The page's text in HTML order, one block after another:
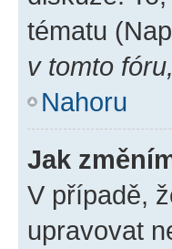
tématu
v tomto
Nahoru
Jak
V případě,
upravovat